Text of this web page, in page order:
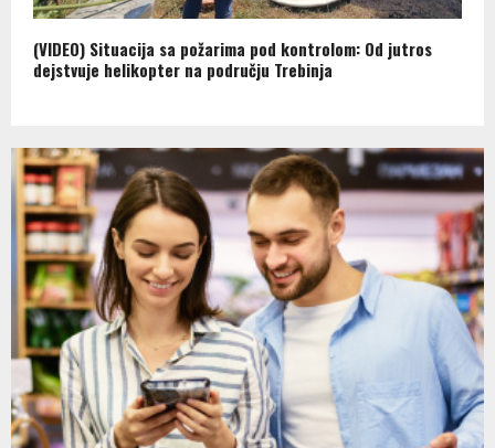
(VIDEO) Situacija sa požarima pod kontrolom: Od jutros
dejstvuje helikopter na području Trebinja